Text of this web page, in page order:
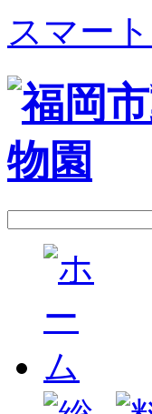
スマー